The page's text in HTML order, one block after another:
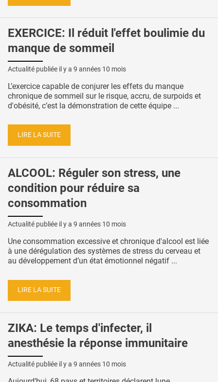
EXERCICE: Il réduit l'effet boulimie du
manque de sommeil
Actualité publiée il y a 9 années 10 mois
L’exercice capable de conjurer les effets du manque
chronique de sommeil sur le risque, accru, de surpoids et
d'obésité, c’est la démonstration de cette équipe ...
LIRE LA SUITE
ALCOOL: Réguler son stress, une
condition pour réduire sa
consommation
Actualité publiée il y a 9 années 10 mois
Une consommation excessive et chronique d'alcool est liée
à une dérégulation des systèmes de stress du cerveau et
au développement d’un état émotionnel négatif ...
LIRE LA SUITE
ZIKA: Le temps d'infecter, il
anesthésie la réponse immunitaire
Actualité publiée il y a 9 années 10 mois